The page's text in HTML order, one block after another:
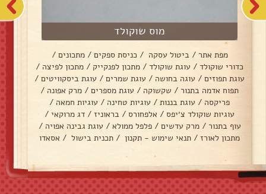
מוס שוקולד
מפת אתר / ביטול עסקה / כניסת ספקים / מתכונים /
כדורי שוקולד / עוגת שוקולד / מתכון לפנקייק / מתכון לפיצה /
עוגת תפוזים / עוגה בחושה / עוגת שמרים / עוגת ביסקוויטים /
תפוח אדמה בתנור / שקשוקה / עוגת מספרים / מרק אפונה /
פריקסה / עוגת בננות / עוגיות טחינה / עוגיות חמאה /
עוגיות שוקולד צ׳יפס / אלפחורס / בראוניז / דג מרוקאי /
עוף בתנור / מרק עדשים / פלפל ממולא / עוגת גבינה אפויה /
מתכון לאורז / תנאי שימוש - תקנון / תכנית בישול / אסאדו